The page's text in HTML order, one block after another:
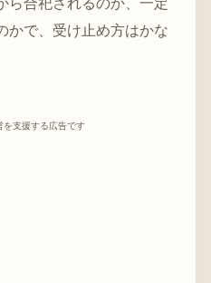
ら合祀されるのか、一定
かで、受け止め方はかな
を支援する広告です